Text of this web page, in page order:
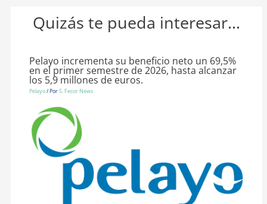
Quizás te pueda interesar...
Pelayo incrementa su beneficio neto un 69,5%
en el primer semestre de 2026, hasta alcanzar
los 5,9 millones de euros.
Pelayo/ PorS. Fecor News